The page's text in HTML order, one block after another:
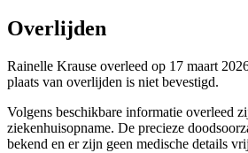
Overlijden
Rainelle Krause overleed op 17 maart
plaats van overlijden is niet bevestigd.
Volgens beschikbare informatie overleed
ziekenhuisopname. De precieze
bekend en er zijn geen medische details